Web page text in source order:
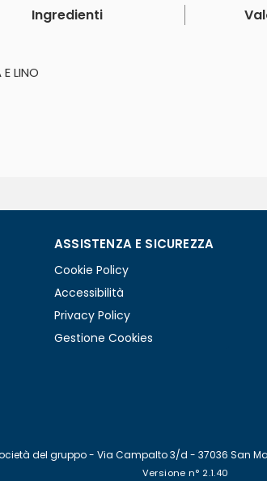
Ingredienti
LINO
ASSISTENZA E SICUREZZA
Cookie Policy
Accessibilità
Privacy Policy
Gestione Cookies
del gruppo - Via Campalto 3/d - 37036 San
Versione n° 2.1.40